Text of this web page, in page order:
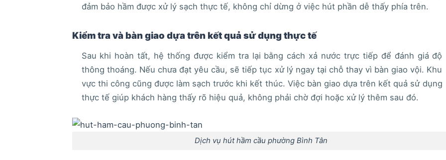
đảm bảo hầm được xử lý sạch thực tế, không chỉ dừng ở việc hút phần dễ thấy phía trên.
Kiểm tra và bàn giao dựa trên kết quả sử dụng thực tế
Sau khi hoàn tất, hệ thống được kiểm tra lại bằng cách xả nước trực tiếp để đánh giá độ
thông thoáng. Nếu chưa đạt yêu cầu, sẽ tiếp tục xử lý ngay tại chỗ thay vì bàn giao vội. Khu
vực thi công cũng được làm sạch trước khi kết thúc. Việc bàn giao dựa trên kết quả sử dụng
thực tế giúp khách hàng thấy rõ hiệu quả, không phải chờ đợi hoặc xử lý thêm sau đó.
Dịch vụ hút hầm cầu phường Bình Tân